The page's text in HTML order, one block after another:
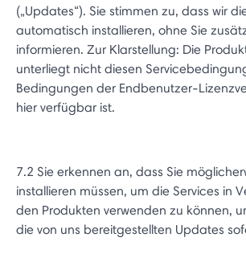
(„Updates“). Sie stimmen zu, dass wir
automatisch installieren, ohne Sie
informieren. Zur Klarstellung: Die
unterliegt nicht diesen
Bedingungen der Endbenutzer-
hier verfügbar ist.
7.2 Sie erkennen an, dass Sie
installieren müssen, um die Services in
den Produkten verwenden zu können,
die von uns bereitgestellten Updates